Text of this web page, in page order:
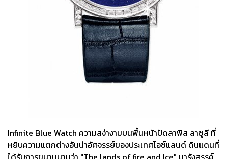
Infinite Blue Watch ความสง่างามบนพื้นหน้าปัดลาพิส ลาซูลี ที่
หยิบความแตกต่างอันน่าอัศจรรย์ของประเทศไอซ์แลนด์ ดินแดนที่